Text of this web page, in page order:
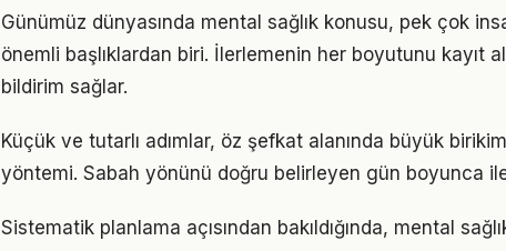
Günümüz dünyasında mental sağlık konusu, pek çok
önemli başlıklardan biri. İlerlemenin her boyutunu kayıt
bildirim sağlar.
Küçük ve tutarlı adımlar, öz şefkat alanında büyük
yöntemi. Sabah yönünü doğru belirleyen gün boyunca
Sistematik planlama açısından bakıldığında, mental